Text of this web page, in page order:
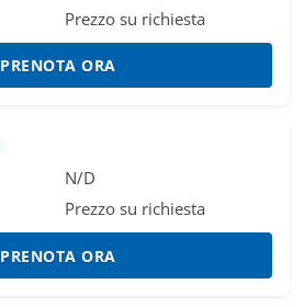
Prezzo su richiesta
PRENOTA ORA
N/D
Prezzo su richiesta
PRENOTA ORA